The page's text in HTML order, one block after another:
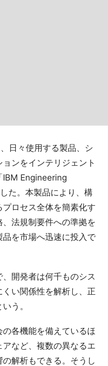
日々使用する製品、シ
ンをインテリジェント
IBM Engineering
た。本製品により、構
ロセス全体を簡素化す
法規制要件への準拠を
を市場へ迅速に投入で
開発者は何千ものシス
い関係性を解析し、正
う。
各機能を備えているほ
など、複数の異なるエ
解析もできる。そうし